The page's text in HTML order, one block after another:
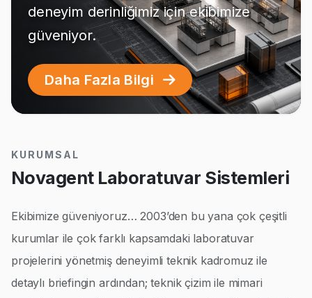
deneyim derinliğimiz için ekibimize
güveniyor.
Daha Fazla Bilgi
KURUMSAL
Novagent Laboratuvar Sistemleri
Ekibimize güveniyoruz… 2003’den bu yana çok çeşitli
kurumlar ile çok farklı kapsamdaki laboratuvar
projelerini yönetmiş deneyimli teknik kadromuz ile
detaylı briefingin ardından; teknik çizim ile mimari